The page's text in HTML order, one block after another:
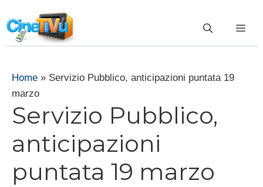
al
contenuto
Home » Servizio Pubblico, anticipazioni puntata 19
marzo
Servizio Pubblico,
anticipazioni
puntata 19 marzo